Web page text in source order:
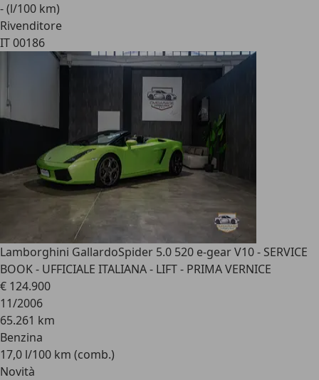
- (l/100 km)
Rivenditore
IT 00186
Lamborghini GallardoSpider 5.0 520 e-gear V10 - SERVICE
BOOK - UFFICIALE ITALIANA - LIFT - PRIMA VERNICE
€ 124.900
11/2006
65.261 km
Benzina
17,0 l/100 km (comb.)
Novità